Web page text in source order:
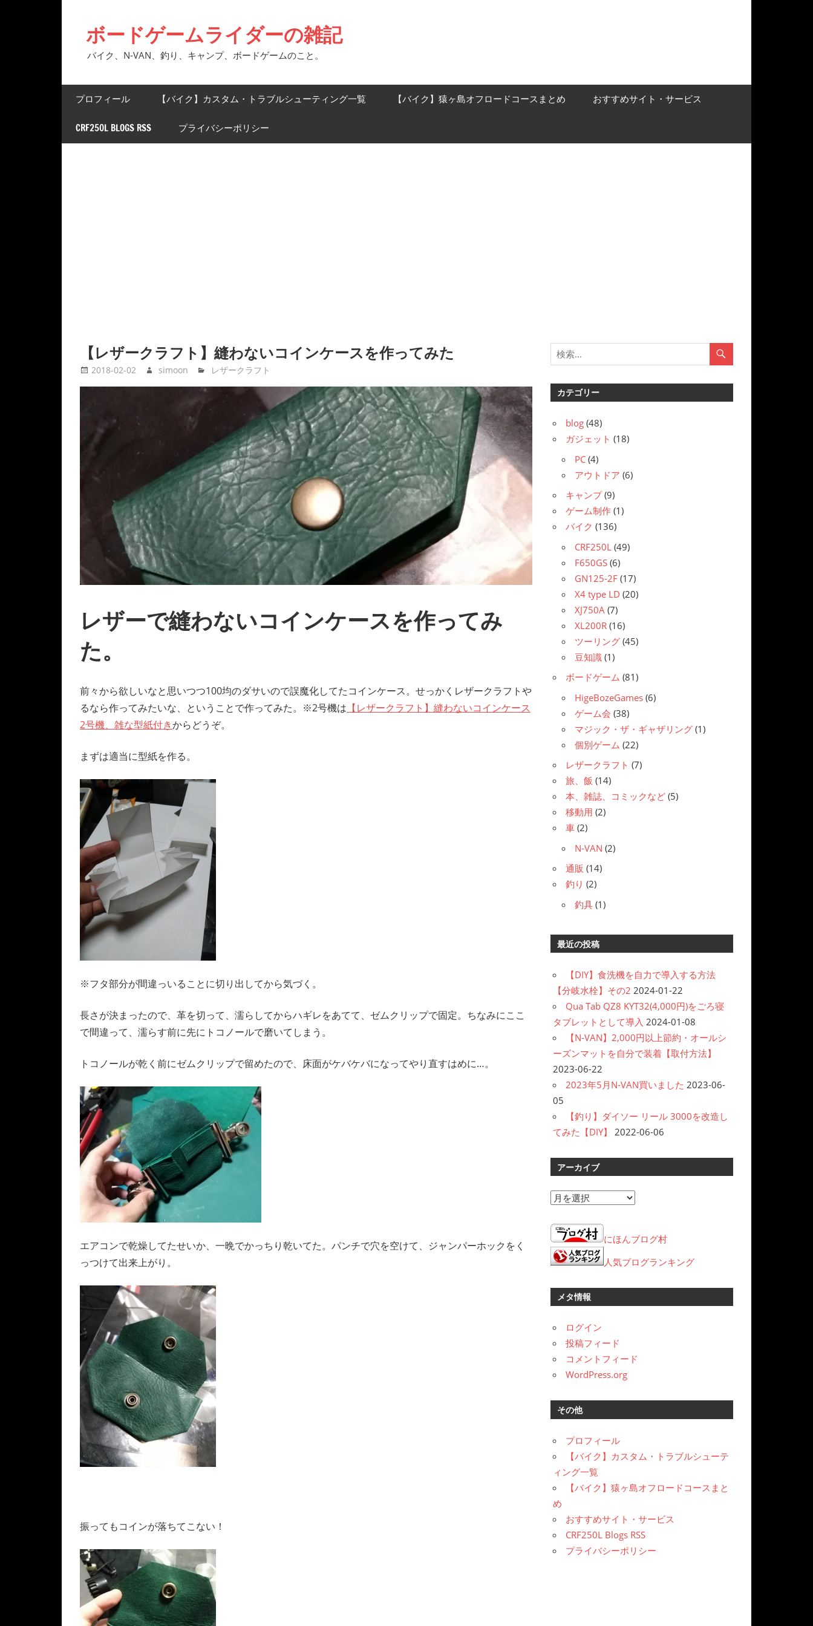
へ
ボードゲームライダーの雑記
バイク、N-VAN、釣り、キャンプ、ボードゲームのこと。
プロフィール 【バイク】カスタム・トラブルシューティング一覧 【バイク】猿ヶ島オフロードコースまとめ おすすめサイト・サービス
CRF250L BLOGS RSS プライバシーポリシー
【レザークラフト】縫わないコインケースを作ってみた
2018-02-02 simoon レザークラフト
レザーで縫わないコインケースを作ってみ
た。
前々から欲しいなと思いつつ100均のダサいので誤魔化してたコインケース。せっかくレザークラフトや
るなら作ってみたいな、ということで作ってみた。※2号機は 【レザークラフト】縫わないコインケース
2号機、雑な型紙付きからどうぞ。
まずは適当に型紙を作る。
※フタ部分が間違っいることに切り出してから気づく。
長さが決まったので、革を切って、濡らしてからハギレをあてて、ゼムクリップで固定。ちなみにここ
で間違って、濡らす前に先にトコノールで磨いてしまう。
トコノールが乾く前にゼムクリップで留めたので、床面がケバケバになってやり直すはめに…。
エアコンで乾燥してたせいか、一晩でかっちり乾いてた。パンチで穴を空けて、ジャンパーホックをく
っつけて出来上がり。
振ってもコインが落ちてこない！
カテゴリー
blog (48)
ガジェット (18)
PC (4)
アウトドア (6)
キャンプ(9)
ゲーム制作 (1)
バイク (136)
CRF250L (49)
F650GS (6)
GN125-2F (17)
X4 type LD (20)
XJ750A (7)
XL200R (16)
ツーリング (45)
豆知識 (1)
ボードゲーム (81)
HigeBozeGames (6)
ゲーム会 (38)
マジック・ザ・ギャザリング (1)
個別ゲーム (22)
レザークラフト (7)
旅、飯 (14)
本、雑誌、コミックなど (5)
移動用 (2)
車 (2)
N-VAN (2)
通販 (14)
釣り (2)
釣具 (1)
最近の投稿
【DIY】食洗機を自力で導入する方法
【分岐水栓】その2 2024-01-22
Qua Tab QZ8 KYT32(4,000円)をごろ寝
タブレットとして導入 2024-01-08
【N-VAN】2,000円以上節約・オールシ
ーズンマットを自分で装着【取付方法】
2023-06-22
2023年5月N-VAN買いました 2023-06-
05
【釣り】ダイソー リール 3000を改造し
てみた【DIY】
2022-06-06
アーカイブ
ア
カ
イ
ブ
にほんブログ村
人気ブログランキング
メタ情報
ログイン
投稿フィード
コメントフィード
WordPress.org
その他
プロフィール
【バイク】カスタム・トラブルシューテ
ィング一覧
【バイク】猿ヶ島オフロードコースまと
め
おすすめサイト・サービス
CRF250L Blogs RSS
プライバシーポリシー